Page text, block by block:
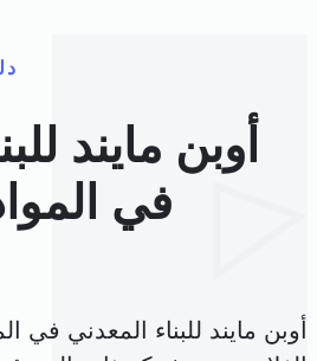
أوبن مايند
في
أوبن مايند للبناء المعدني في